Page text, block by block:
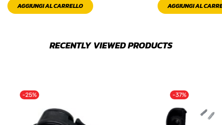
AGGIUNGI AL CARRELLO AGGIUNGI AL
RECENTLY VIEWED PRODUCTS
-25% -37%